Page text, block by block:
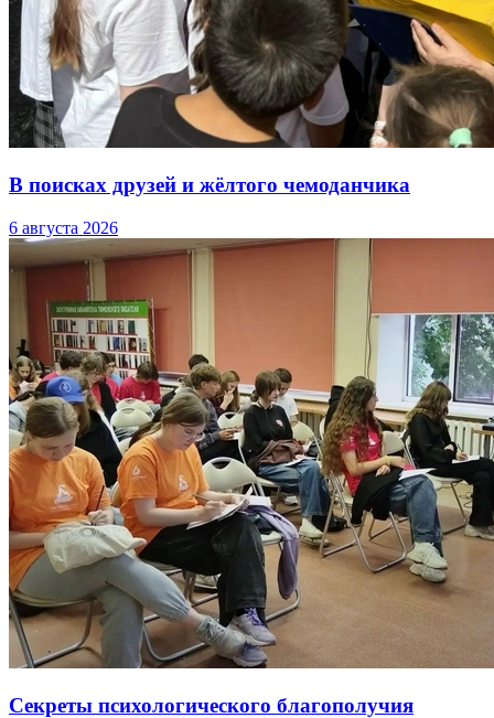
В поисках друзей и жёлтого чемоданчика
6 августа 2026
Секреты психологического благополучия